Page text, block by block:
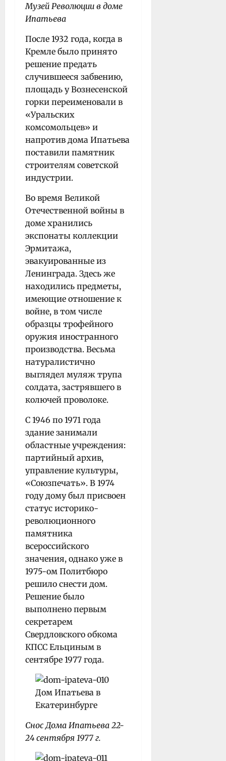
Музей Революции в доме
Ипатьева
После 1932 года, когда в
Кремле было принято
решение предать
случившееся забвению,
площадь у Вознесенской
горки переименовали в
«Уральских
комсомольцев» и
напротив дома Ипатьева
поставили памятник
строителям советской
индустрии.
Во время Великой
Отечественной войны в
доме хранились
экспонаты коллекции
Эрмитажа,
эвакуированные из
Ленинграда. Здесь же
находились предметы,
имеющие отношение к
войне, в том числе
образцы трофейного
оружия иностранного
производства. Весьма
натуралистично
выглядел муляж трупа
солдата, застрявшего в
колючей проволоке.
С 1946 по 1971 года
здание занимали
областные учреждения:
партийный архив,
управление культуры,
«Союзпечать». В 1974
году дому был присвоен
статус историко-
революционного
памятника
всероссийского
значения, однако уже в
1975-ом Политбюро
решило снести дом.
Решение было
выполнено первым
секретарем
Свердловского обкома
КПСС Ельциным в
сентябре 1977 года.
Снос Дома Ипатьева 22-
24 сентября 1977 г.